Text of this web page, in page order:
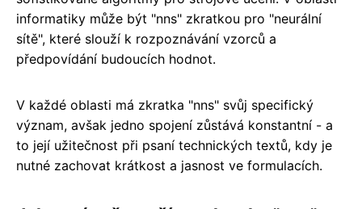
informatiky může být "nns" zkratkou pro "neurální
sítě", které slouží k rozpoznávání vzorců a
předpovídání budoucích hodnot.
V každé oblasti má zkratka "nns" svůj specifický
význam, avšak jedno spojení zůstává konstantní - a
to její užitečnost při psaní technických textů, kdy je
nutné zachovat krátkost a jasnost ve formulacích.